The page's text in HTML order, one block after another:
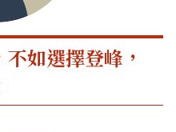
如選擇登峰，